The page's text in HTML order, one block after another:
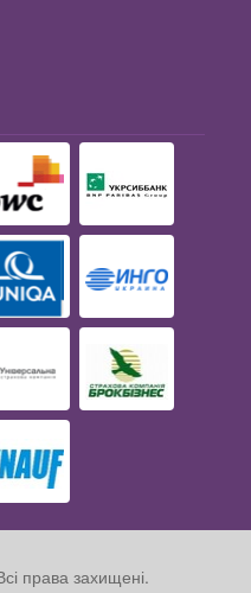
права захищені.